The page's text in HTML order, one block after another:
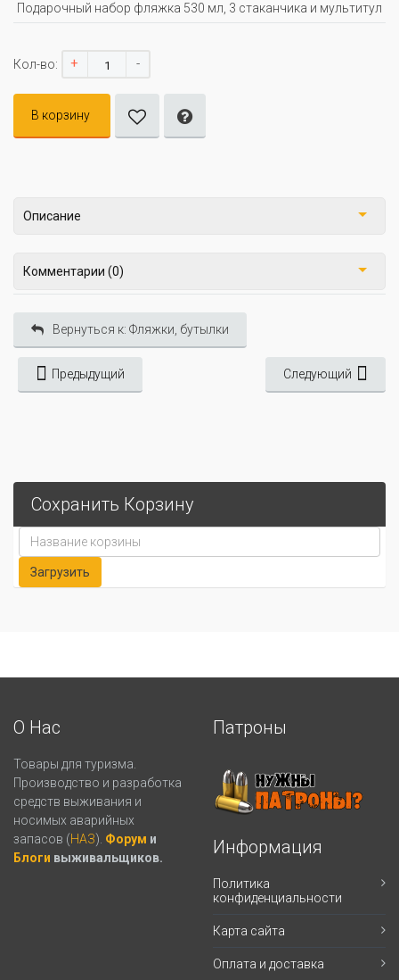
Подарочный набор фляжка 530 мл, 3 стаканчика и мультитул
Кол-во: + -
В корзину
Описание
Комментарии (0)
Вернуться к: Фляжки, бутылки
Предыдущий Следующий
Сохранить Корзину
О Нас
Товары для туризма.
Производство и разработка
средств выживания и
носимых аварийных
запасов (НАЗ). Форум и
Блоги выживальщиков.
Патроны
Информация
Политика
конфиденциальности
Карта сайта
Оплата и доставка